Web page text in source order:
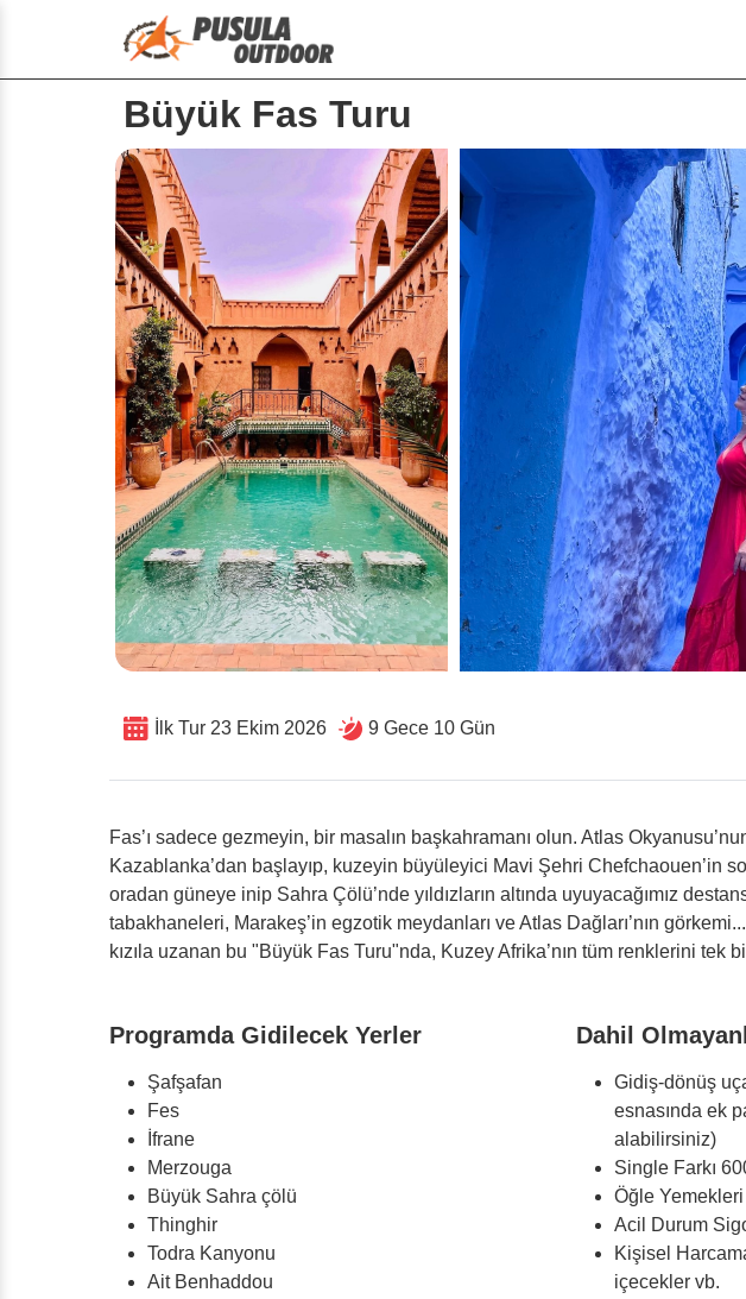
Büyük Fas Turu
İlk Tur 23 Ekim 2026 9 Gece 10 Gün
Fas’ı sadece gezmeyin, bir masalın başkahramanı olun. Atlas
Kazablanka’dan başlayıp, kuzeyin büyüleyici Mavi Şehri Chefchaouen’in
oradan güneye inip Sahra Çölü’nde yıldızların altında uyuyacağımız
tabakhaneleri, Marakeş’in egzotik meydanları ve Atlas Dağları’nın
kızıla uzanan bu "Büyük Fas Turu"nda, Kuzey Afrika’nın tüm renklerini tek
Programda Gidilecek Yerler
Şafşafan
Fes
İfrane
Merzouga
Büyük Sahra çölü
Thinghir
Todra Kanyonu
Ait Benhaddou
Dahil
Gidiş-dönüş
esnasında ek
alabilirsiniz)
Single Farkı
Öğle Yemekleri
Acil Durum
Kişisel
içecekler vb.